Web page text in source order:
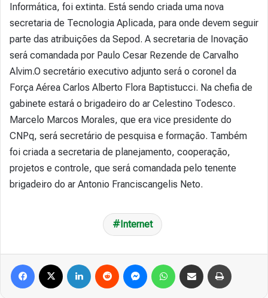
Informática, foi extinta. Está sendo criada uma nova
secretaria de Tecnologia Aplicada, para onde devem seguir
parte das atribuições da Sepod. A secretaria de Inovação
será comandada por Paulo Cesar Rezende de Carvalho
Alvim.O secretário executivo adjunto será o coronel da
Força Aérea Carlos Alberto Flora Baptistucci. Na chefia de
gabinete estará o brigadeiro do ar Celestino Todesco.
Marcelo Marcos Morales, que era vice presidente do
CNPq, será secretário de pesquisa e formação. Também
foi criada a secretaria de planejamento, cooperação,
projetos e controle, que será comandada pelo tenente
brigadeiro do ar Antonio Franciscangelis Neto.
Internet